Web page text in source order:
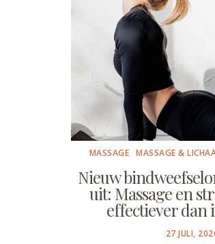
MASSAGE MASSAGE &
Nieuw
uit: Massage en
effectiever dan
POSTED
27 JULI,